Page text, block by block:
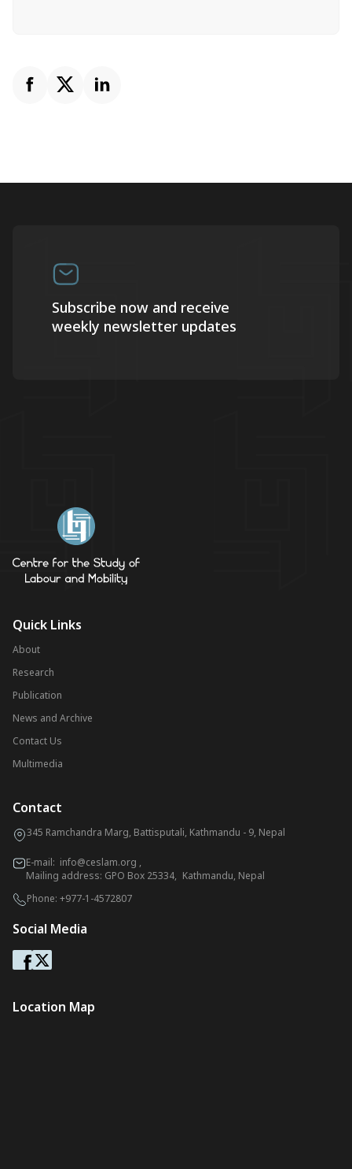
Subscribe now and receive
weekly newsletter updates
Quick Links
About
Research
Publication
News and Archive
Contact Us
Multimedia
Contact
345 Ramchandra Marg, Battisputali, Kathmandu - 9, Nepal
E-mail: info@ceslam.org ,
Mailing address: GPO Box 25334, Kathmandu, Nepal
Phone: +977-1-4572807
Social Media
Location Map